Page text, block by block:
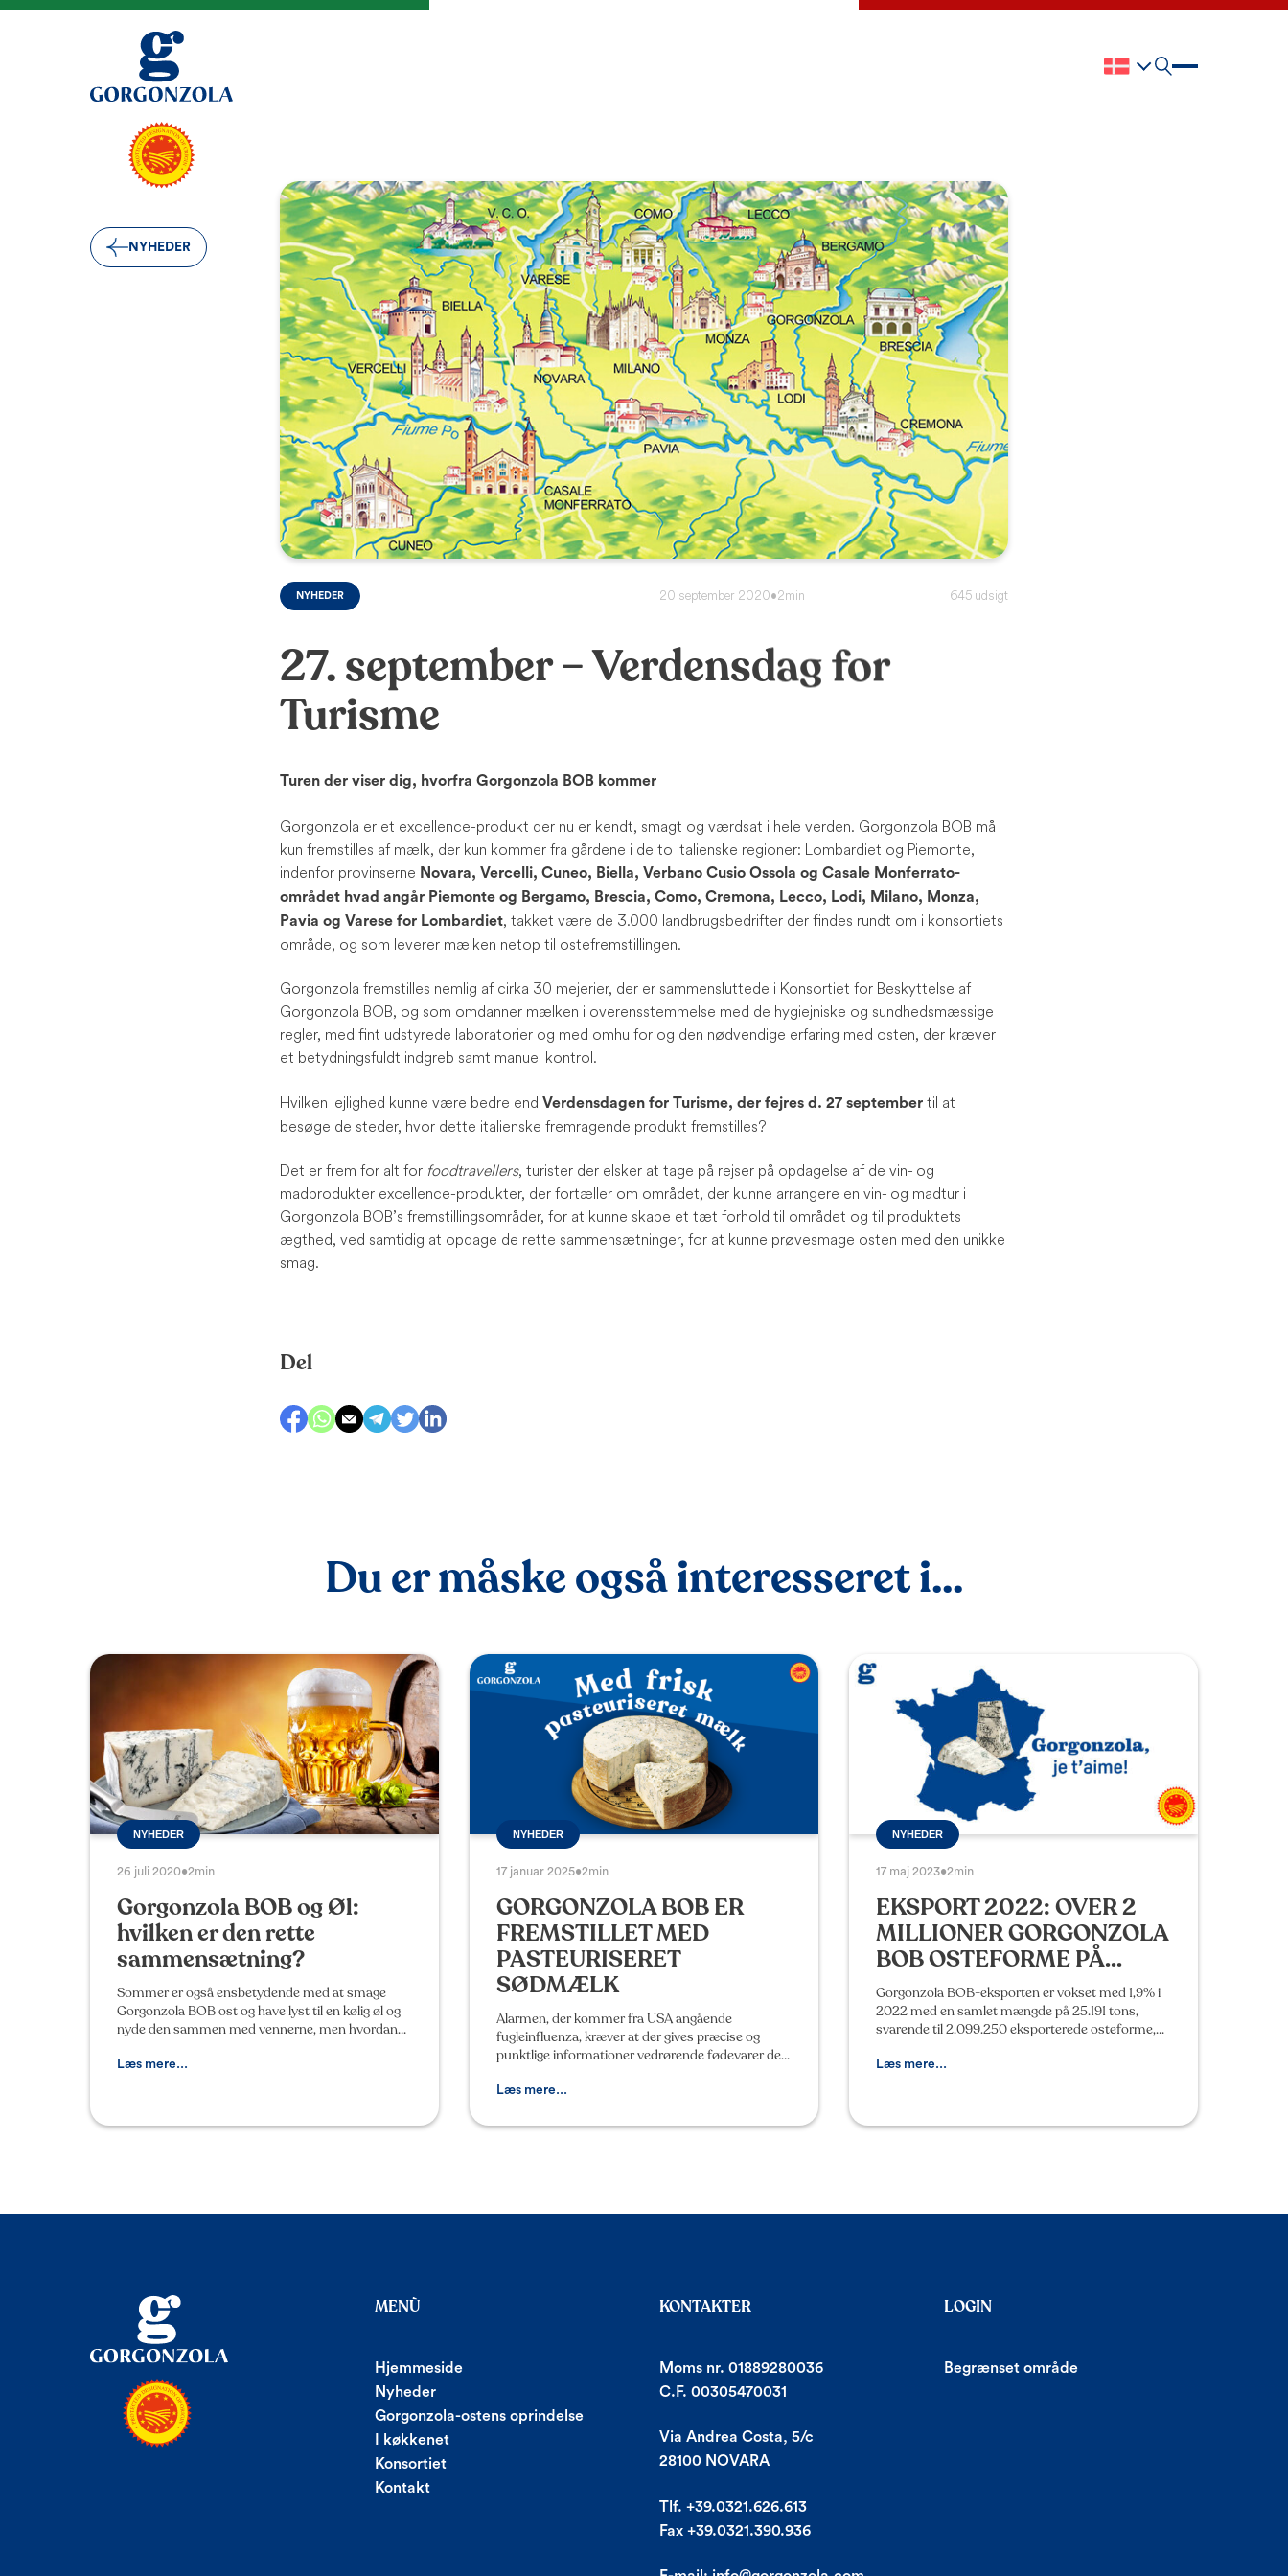
NYHEDER
NYHEDER 20 september 2020•2min 645 udsigt
27. september – Verdensdag for
Turisme
Turen der viser dig, hvorfra Gorgonzola BOB kommer
Gorgonzola er et excellence-produkt der nu er kendt, smagt og værdsat i hele verden. Gorgonzola BOB må
kun fremstilles af mælk, der kun kommer fra gårdene i de to italienske regioner: Lombardiet og Piemonte,
indenfor provinserne Novara, Vercelli, Cuneo, Biella, Verbano Cusio Ossola og Casale Monferrato-
området hvad angår Piemonte og Bergamo, Brescia, Como, Cremona, Lecco, Lodi, Milano, Monza,
Pavia og Varese for Lombardiet, takket være de 3.000 landbrugsbedrifter der findes rundt om i konsortiets
område, og som leverer mælken netop til ostefremstillingen.
Gorgonzola fremstilles nemlig af cirka 30 mejerier, der er sammensluttede i Konsortiet for Beskyttelse af
Gorgonzola BOB, og som omdanner mælken i overensstemmelse med de hygiejniske og sundhedsmæssige
regler, med fint udstyrede laboratorier og med omhu for og den nødvendige erfaring med osten, der kræver
et betydningsfuldt indgreb samt manuel kontrol.
Hvilken lejlighed kunne være bedre end Verdensdagen for Turisme, der fejres d. 27 september til at
besøge de steder, hvor dette italienske fremragende produkt fremstilles?
Det er frem for alt for foodtravellers, turister der elsker at tage på rejser på opdagelse af de vin- og
madprodukter excellence-produkter, der fortæller om området, der kunne arrangere en vin- og madtur i
Gorgonzola BOB’s fremstillingsområder, for at kunne skabe et tæt forhold til området og til produktets
ægthed, ved samtidig at opdage de rette sammensætninger, for at kunne prøvesmage osten med den unikke
smag.
Del
Du er måske også interesseret i...
NYHEDER
26 juli 2020•2min
Gorgonzola BOB og Øl:
hvilken er den rette
sammensætning?
Sommer er også ensbetydende med at smage
Gorgonzola BOB ost og have lyst til en kølig øl og
nyde den sammen med vennerne, men hvordan
seneste år, ha
Læs mere...
NYHEDER
17 januar 2025•2min
GORGONZOLA BOB ER
FREMSTILLET MED
PASTEURISERET
SØDMÆLK
Alarmen, der kommer fra USA angående
fugleinfluenza, kræver at der gives præcise og
punktlige informationer vedrørende fødevarer der
nettet kan man ev
Læs mere...
NYHEDER
17 maj 2023•2min
EKSPORT 2022: OVER 2
MILLIONER GORGONZOLA
BOB OSTEFORME PÅ...
Gorgonzola BOB-eksporten er vokset med 1,9% i
2022 med en samlet mængde på 25.191 tons,
svarende til 2.099.250 eksporterede osteforme,
(+16,4% i forhold
Læs mere...
MENÙ
Hjemmeside
Nyheder
Gorgonzola-ostens oprindelse
I køkkenet
Konsortiet
Kontakt
KONTAKTER
Moms nr. 01889280036
C.F. 00305470031
Via Andrea Costa, 5/c
28100 NOVARA
Tlf. +39.0321.626.613
Fax +39.0321.390.936
LOGIN
Begrænset område